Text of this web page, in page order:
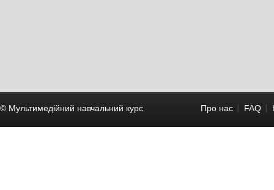
© Мультимедійний навчальний курc Про нас FAQ